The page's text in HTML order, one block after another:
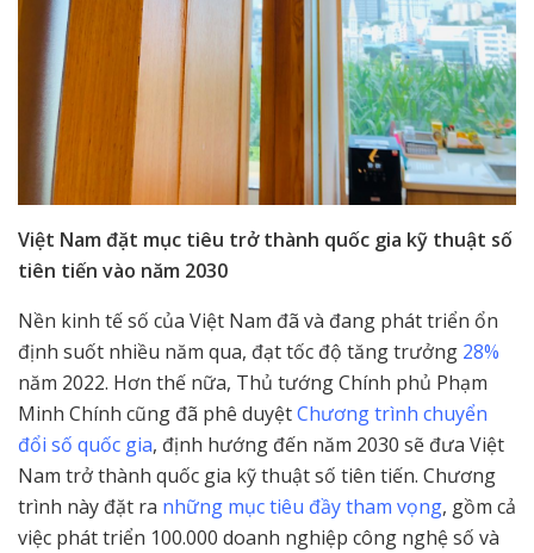
Việt Nam đặt mục tiêu trở thành quốc gia kỹ thuật số
tiên tiến vào năm 2030
Nền kinh tế số của Việt Nam đã và đang phát triển ổn
định suốt nhiều năm qua, đạt tốc độ tăng trưởng 28%
năm 2022. Hơn thế nữa, Thủ tướng Chính phủ Phạm
Minh Chính cũng đã phê duyệtChương trình chuyển
đổi số quốc gia, định hướng đến năm 2030 sẽ đưa Việt
Nam trở thành quốc gia kỹ thuật số tiên tiến. Chương
trình này đặt ra những mục tiêu đầy tham vọng, gồm cả
việc phát triển 100.000 doanh nghiệp công nghệ số và